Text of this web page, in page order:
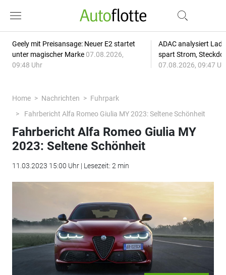
Geely mit Preisansage: Neuer E2 startet
unter magischer Marke 07.08.2026,
09:48 Uhr
ADAC analysiert
spart Strom,
07.08.2026, 09:47
Home Nachrichten
Fuhrpark
Fahrbericht Alfa Romeo Giulia MY 2023: Seltene Schönheit
Fahrbericht Alfa Romeo Giulia MY
2023: Seltene Schönheit
11.03.2023 15:00 Uhr | Lesezeit: 2 min